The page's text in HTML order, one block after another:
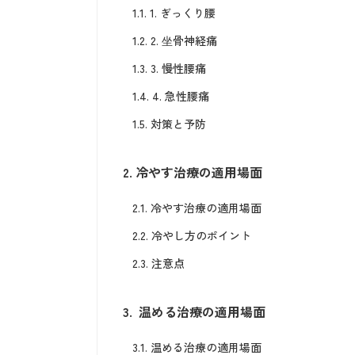
1.1. 1. ぎっくり腰
1.2. 2. 坐骨神経痛
1.3. 3. 慢性腰痛
1.4. 4. 急性腰痛
1.5. 対策と予防
2. 冷やす治療の適用場面
2.1. 冷やす治療の適用場面
2.2. 冷やし方のポイント
2.3. 注意点
3. 温める治療の適用場面
3.1. 温める治療の適用場面